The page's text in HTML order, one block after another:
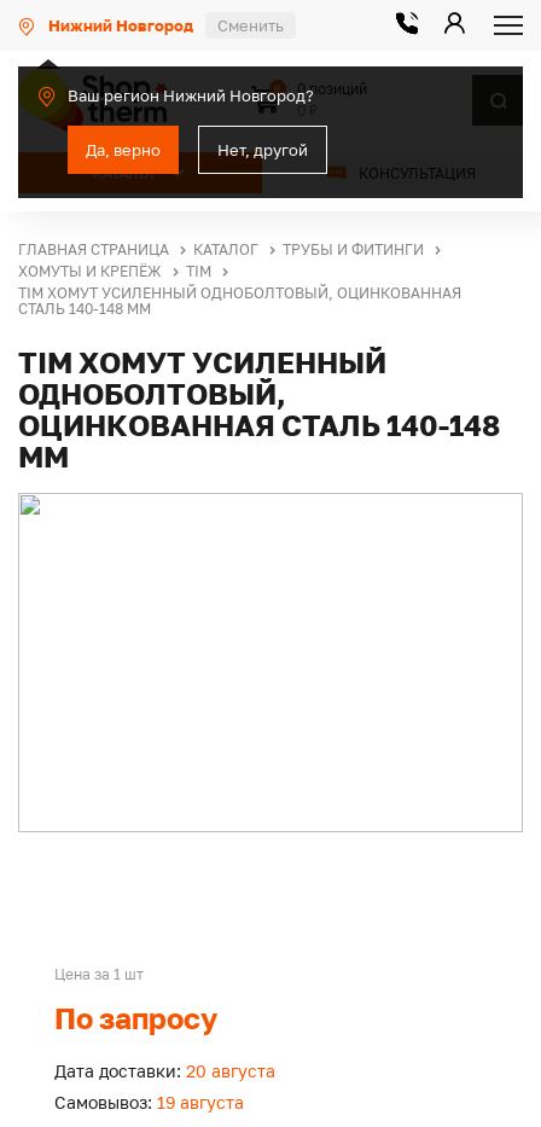
Нижний Новгород Сменить
Ваш регион Нижний Новгород?
Да, верно Нет, другой
КАТАЛОГ КОНСУЛЬТАЦИЯ
0
0 позиций
ГЛАВНАЯ СТРАНИЦА КАТАЛОГ
ТРУБЫ И ФИТИНГИ
ХОМУТЫ И КРЕПЁЖ
TIM
TIM ХОМУТ УСИЛЕННЫЙ ОДНОБОЛТОВЫЙ, ОЦИНКОВАННАЯ
СТАЛЬ 140-148 ММ
TIM ХОМУТ УСИЛЕННЫЙ
ОДНОБОЛТОВЫЙ,
ОЦИНКОВАННАЯ СТАЛЬ 140-148
ММ
Цена за 1 шт
По запросу
Дата доставки: 20 августа
Самовывоз: 19 августа